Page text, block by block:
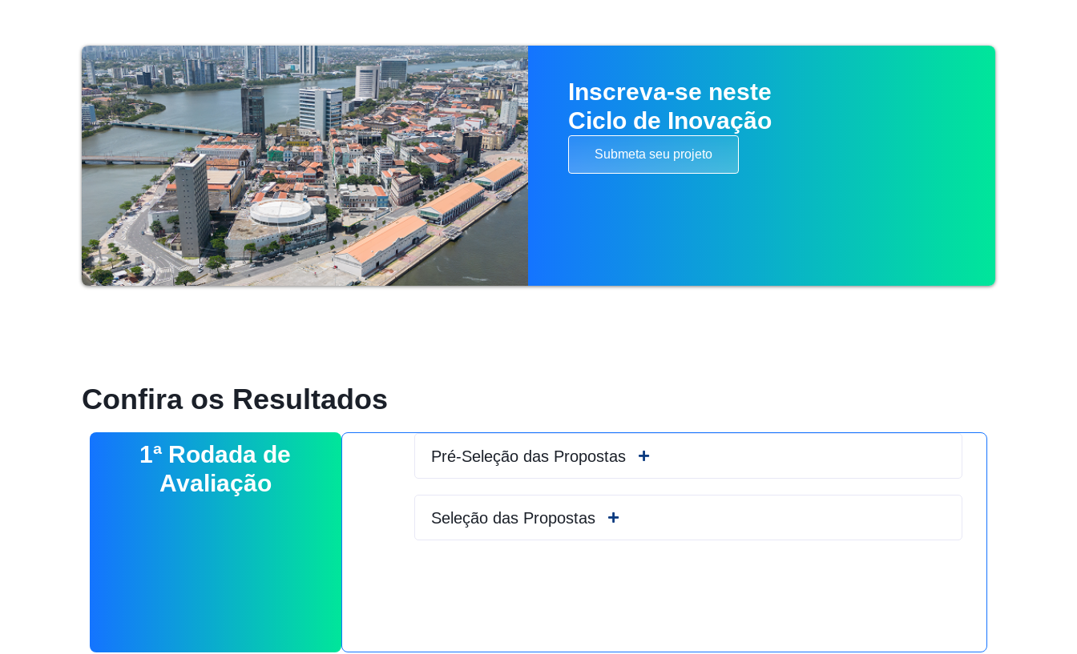
Inscreva-se neste
Ciclo de Inovação
Submeta seu projeto
Confira os Resultados
1ª Rodada de
Avaliação
Pré-Seleção das Propostas
Seleção das Propostas